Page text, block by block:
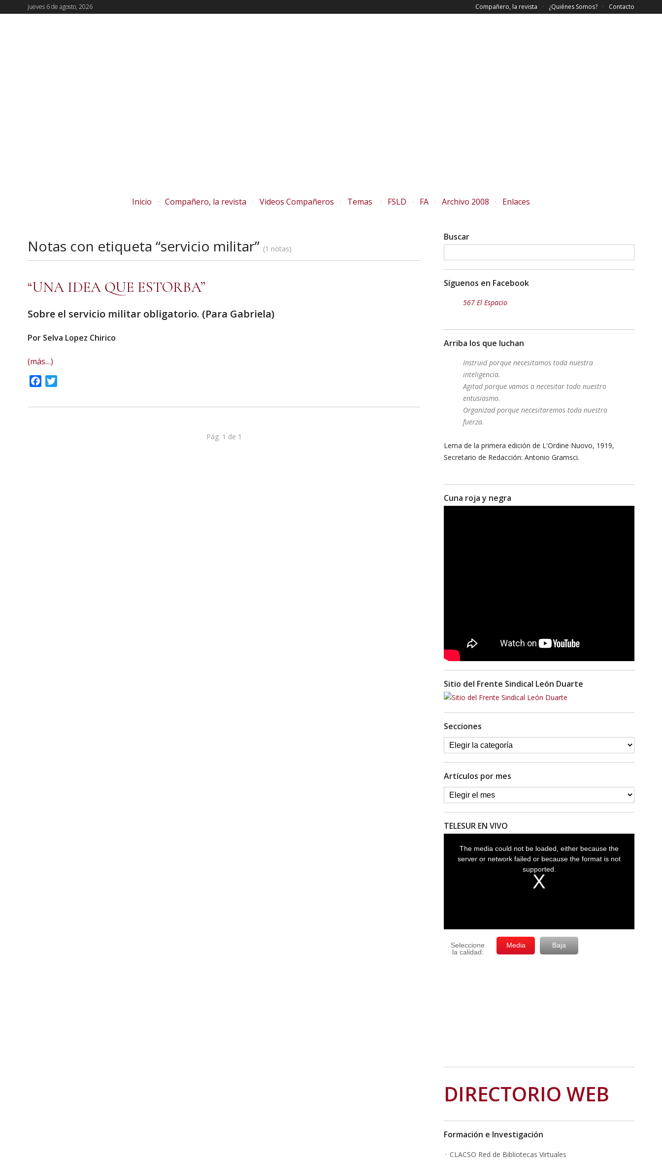
jueves 6 de agosto, 2026 Compañero, la revista ¿Quiénes Somos? Contacto
Inicio Compañero, la revista Videos Compañeros Temas FSLD FA Archivo 2008 Enlaces
Notas con etiqueta “servicio militar” 1 notas
“UNA IDEA QUE ESTORBA”
Sobre el servicio militar obligatorio. (Para Gabriela)
Por Selva Lopez Chirico
(más…)
Facebook
Pág. 1 de 1
Buscar
Síguenos en Facebook
567 El Espacio
Arriba los que luchan
Instruid porque necesitamos toda nuestra
inteligencia.
Agitad porque vamos a necesitar todo nuestro
entusiasmo.
Organizad porque necesitaremos toda nuestra
fuerza.
Lema de la primera edición de L'Ordine Nuovo, 1919,
Secretario de Redacción: Antonio Gramsci.
Cuna roja y negra
Sitio del Frente Sindical León Duarte
Secciones
Artículos por mes
TELESUR EN VIVO
DIRECTORIO WEB
Formación e Investigación
CLACSO Red de Bibliotecas Virtuales